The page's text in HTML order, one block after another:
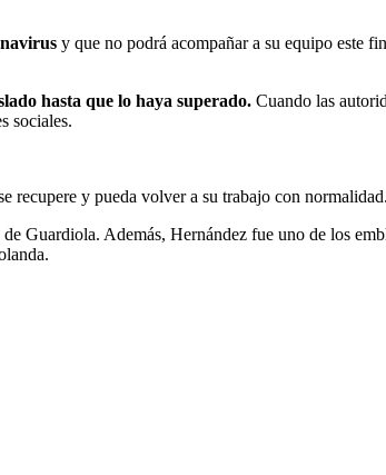
y que no podrá acompañar a su equipo este
hasta que lo haya superado. Cuando las
sociales.
recupere y pueda volver a su trabajo con normalidad.
Guardiola. Además, Hernández fue uno de los